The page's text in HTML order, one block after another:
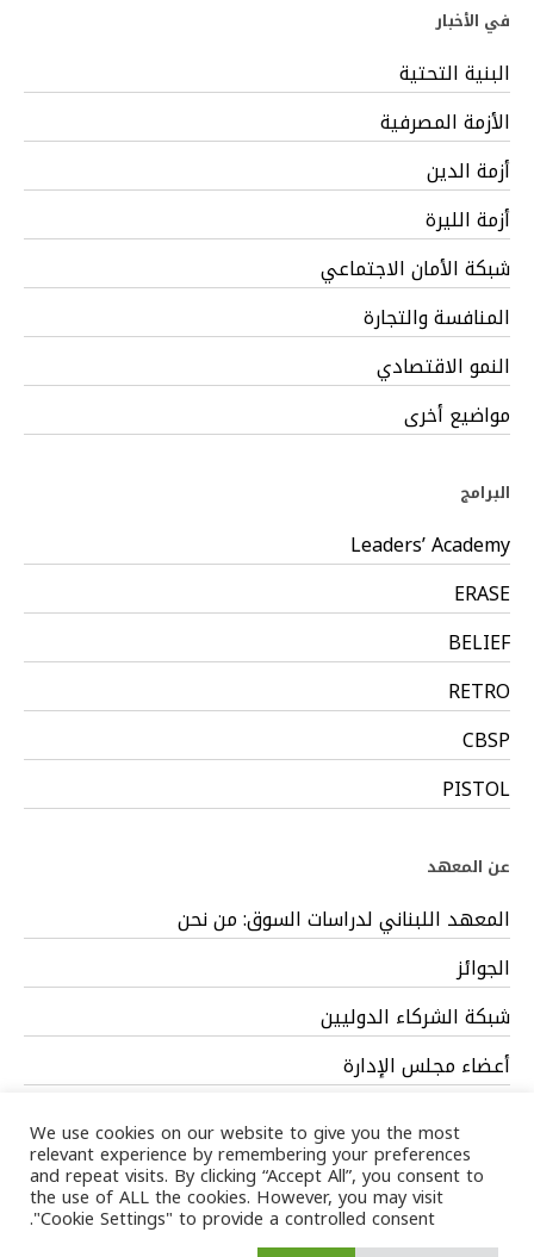
في الأخبار
البنية التحتية
الأزمة المصرفية
أزمة الدين
أزمة الليرة
شبكة الأمان الاجتماعي
المنافسة والتجارة
النمو الاقتصادي
مواضيع أخرى
البرامج
Leaders’ Academy
ERASE
BELIEF
RETRO
CBSP
PISTOL
عن المعهد
المعهد اللبناني لدراسات السوق: من نحن
الجوائز
شبكة الشركاء الدوليين
أعضاء مجلس الإدارة
We use cookies on our website to give you the most
relevant experience by remembering your preferences
and repeat visits. By clicking “Accept All”, you consent to
the use of ALL the cookies. However, you may visit
"Cookie Settings" to provide a controlled consent.